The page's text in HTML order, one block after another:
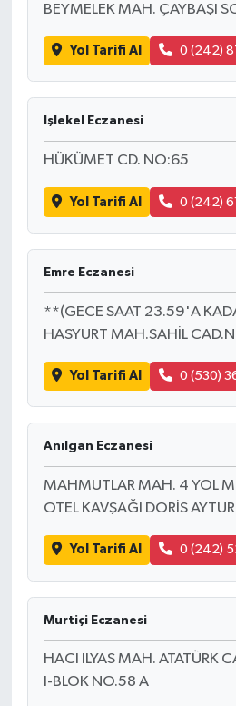
BEYMELEK MAH. ÇAYBAŞI
Yol Tarifi Al 0 (242)
Işlekel Eczanesi
HÜKÜMET CD. NO:65
Yol Tarifi Al 0 (242)
Emre Eczanesi
**(GECE SAAT 23.59'A
HASYURT MAH.SAHİL
Yol Tarifi Al 0 (530)
Anılgan Eczanesi
MAHMUTLAR MAH. 4 YOL
OTEL KAVŞAĞI DORİS AYTUR
Yol Tarifi Al 0 (242)
Murtiçi Eczanesi
HACI ILYAS MAH. ATATÜRK
I-BLOK NO.58 A